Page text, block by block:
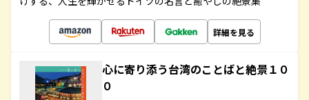
詳細を見る
心に寄り添う台湾のことばと絶景１０
０